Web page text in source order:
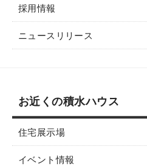
採用情報
ニュースリリース
お近くの積水ハウス
住宅展示場
イベント情報